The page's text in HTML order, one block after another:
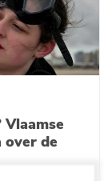
over de